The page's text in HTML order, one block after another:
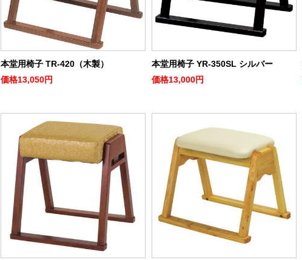
本堂用椅子 TR-420（木製）
価格13,050円
本堂用椅子 YR-350SL シルバー
価格13,000円